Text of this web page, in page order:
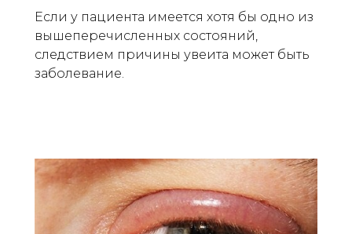
Если у пациента имеется хотя бы одно из
вышеперечисленных состояний,
следствием причины увеита может быть
заболевание.